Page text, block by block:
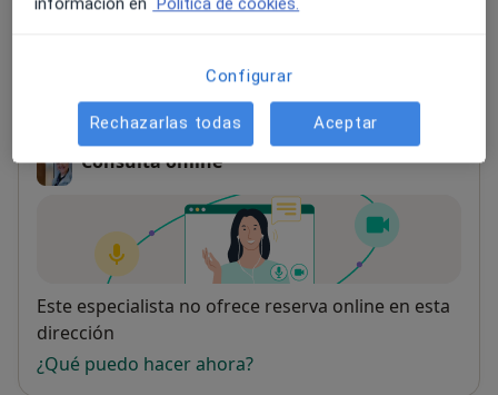
Dirección
Consulta online
Disponibilidad
Este especialista no ofrece reserva online en esta
dirección
¿Qué puedo hacer ahora?
Configurar
Rechazarlas todas Aceptar